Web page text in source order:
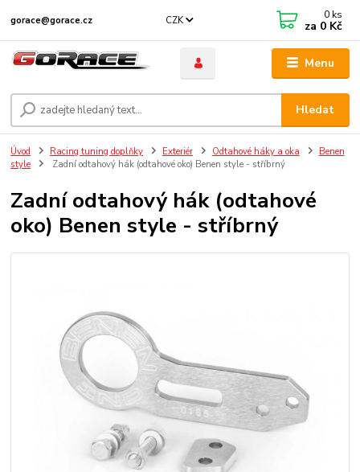
Menu
CZK
Hledat
gorace@gorace.cz 0 ks
za 0 Kč
Úvod Racing tuning doplňky Exteriér Odtahové háky a oka
Benen
style
Zadní odtahový hák (odtahové oko) Benen style - stříbrný
Zadní odtahový hák (odtahové
oko) Benen style - stříbrný